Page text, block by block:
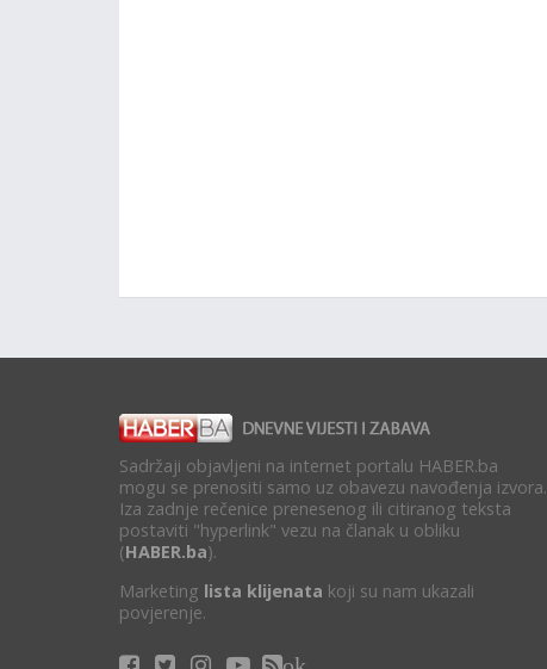
Sadržaji objavljeni na internet portalu HABER.ba
mogu se prenositi samo uz obavezu navođenja izvora.
Iza zadnje rečenice prenesenog ili citiranog teksta
postaviti "hyperlink" vezu na članak u obliku
(HABER.ba).
Marketing lista klijenata koji su nam ukazali
povjerenje.